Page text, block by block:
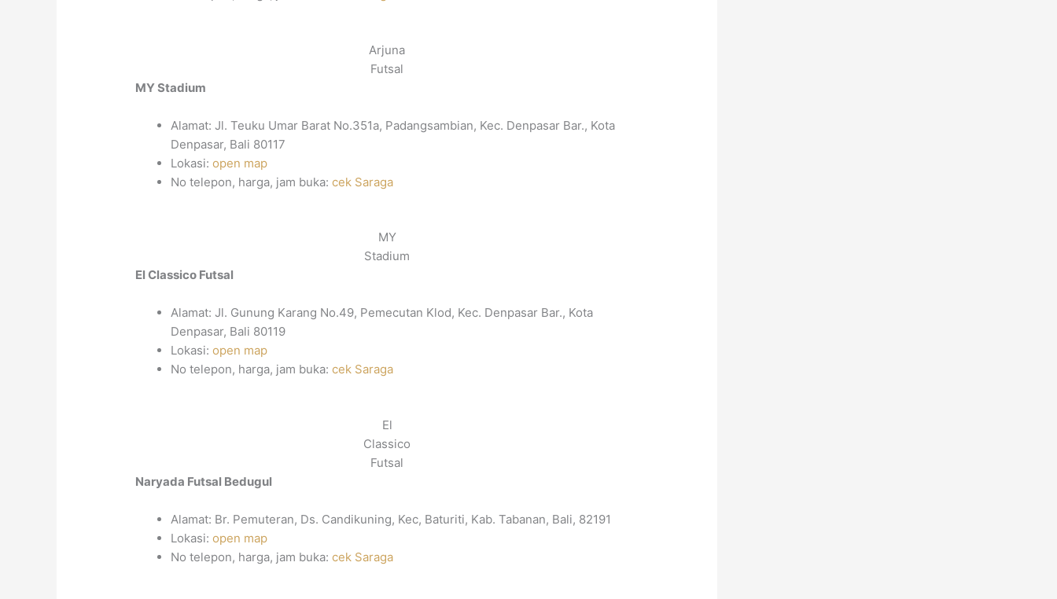
Arjuna
Futsal
MY Stadium
Alamat: Jl. Teuku Umar Barat No.351a, Padangsambian, Kec. Denpasar Bar., Kota
Denpasar, Bali 80117
Lokasi:open map
No telepon, harga, jam buka:cek Saraga
MY
Stadium
El Classico Futsal
Alamat: Jl. Gunung Karang No.49, Pemecutan Klod, Kec. Denpasar Bar., Kota
Denpasar, Bali 80119
Lokasi:open map
No telepon, harga, jam buka:cek Saraga
El
Classico
Futsal
Naryada Futsal Bedugul
Alamat: Br. Pemuteran, Ds. Candikuning, Kec, Baturiti, Kab. Tabanan, Bali, 82191
Lokasi:open map
No telepon, harga, jam buka:cek Saraga